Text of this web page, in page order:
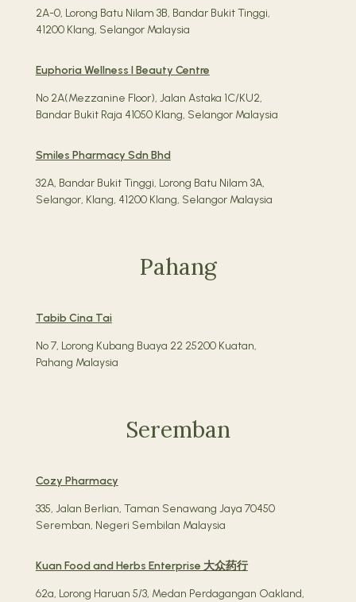
2A-0, Lorong Batu Nilam 3B, Bandar Bukit Tinggi,
41200 Klang, Selangor Malaysia
Euphoria Wellness l Beauty Centre
No 2A(Mezzanine Floor), Jalan Astaka 1C/KU2,
Bandar Bukit Raja 41050 Klang, Selangor Malaysia
Smiles Pharmacy Sdn Bhd
32A, Bandar Bukit Tinggi, Lorong Batu Nilam 3A,
Selangor, Klang, 41200 Klang, Selangor Malaysia
Pahang
Tabib Cina Tai
No 7, Lorong Kubang Buaya 22 25200 Kuatan,
Pahang Malaysia
Seremban
Cozy Pharmacy
335, Jalan Berlian, Taman Senawang Jaya 70450
Seremban, Negeri Sembilan Malaysia
Kuan Food and Herbs Enterprise 大众药行
62a, Lorong Haruan 5/3, Medan Perdagangan Oakland,